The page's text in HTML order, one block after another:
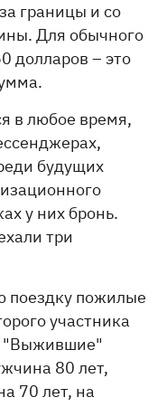
границы и со
Для обычного
долларов – это
в любое время,
будущих
у них бронь.
три
поездку пожилые
участника
"Выжившие"
80 лет,
70 лет, на